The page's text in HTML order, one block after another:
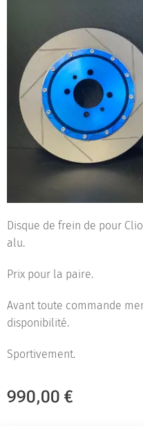
Disque de frein de pour
alu.
Prix pour la paire.
Avant toute commande
disponibilité.
Sportivement.
990,00 €